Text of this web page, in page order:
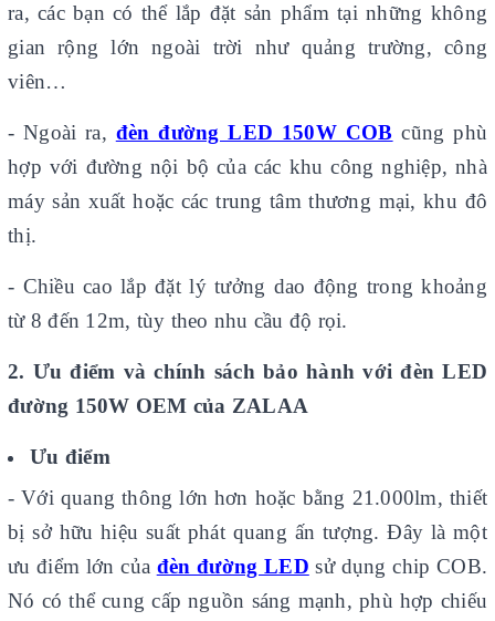
ra, các bạn có thể lắp đặt sản phẩm tại những không
gian rộng lớn ngoài trời như quảng trường, công
viên…
- Ngoài ra, đèn đường LED 150W COB cũng phù
hợp với đường nội bộ của các khu công nghiệp, nhà
máy sản xuất hoặc các trung tâm thương mại, khu đô
thị.
- Chiều cao lắp đặt lý tưởng dao động trong khoảng
từ 8 đến 12m, tùy theo nhu cầu độ rọi.
2. Ưu điểm và chính sách bảo hành với đèn LED
đường 150W OEM của ZALAA
Ưu điểm
- Với quang thông lớn hơn hoặc bằng 21.000lm, thiết
bị sở hữu hiệu suất phát quang ấn tượng. Đây là một
ưu điểm lớn của đèn đường LED sử dụng chip COB.
Nó có thể cung cấp nguồn sáng mạnh, phù hợp chiếu